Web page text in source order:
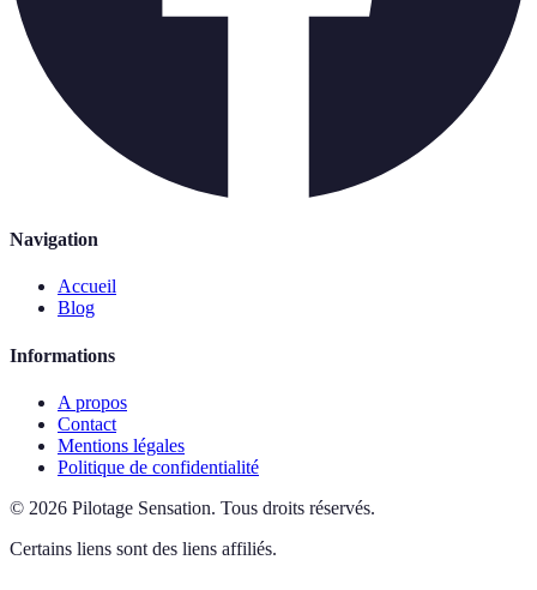
Navigation
Accueil
Blog
Informations
A propos
Contact
Mentions légales
Politique de confidentialité
© 2026 Pilotage Sensation. Tous droits réservés.
Certains liens sont des liens affiliés.